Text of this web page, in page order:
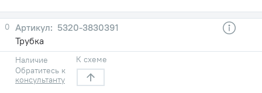
0
5320-3830391
Трубка
Наличие
Обратитесь к
консультанту
К схеме